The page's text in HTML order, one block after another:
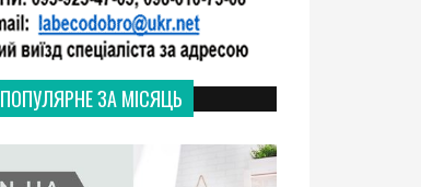
ПОПУЛЯРНЕ ЗА МІСЯЦЬ